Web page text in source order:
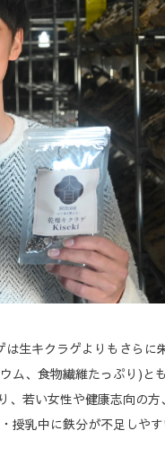
生キクラゲよりもさらに
ム、食物繊維たっぷり)と
若い女性や健康志向の方
授乳中に鉄分が不足しや